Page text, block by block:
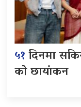
५१दिनमा
को छायांकन